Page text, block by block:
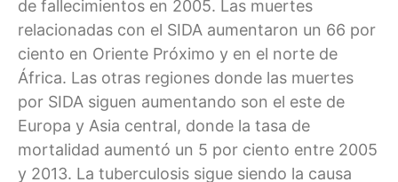
de fallecimientos en 2005. Las muertes
relacionadas con el SIDA aumentaron un 66 por
ciento en Oriente Próximo y en el norte de
África. Las otras regiones donde las muertes
por SIDA siguen aumentando son el este de
Europa y Asia central, donde la tasa de
mortalidad aumentó un 5 por ciento entre 2005
y 2013. La tuberculosis sigue siendo la causa